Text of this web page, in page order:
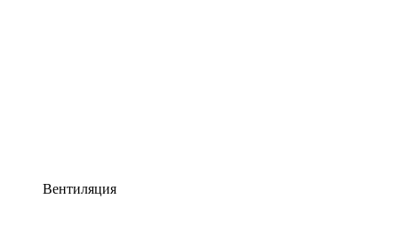
Вентиляция